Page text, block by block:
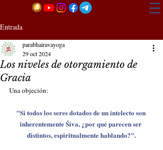
Entrada
Los niveles de otorgamiento de
Gracia
parabhairavayoga
29 oct 2024
Una objeción:
"Si todos los seres dotados de un intelecto son
inherentemente Śiva, ¿por qué parecen ser
distintos, espiritualmente hablando?".